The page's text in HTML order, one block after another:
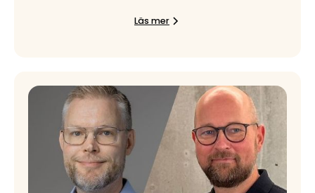
Läs mer